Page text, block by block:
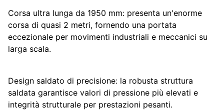
Corsa ultra lunga da 1950 mm: presenta un'enorme
corsa di quasi 2 metri, fornendo una portata
eccezionale per movimenti industriali e meccanici su
larga scala.
Design saldato di precisione: la robusta struttura
saldata garantisce valori di pressione più elevati e
integrità strutturale per prestazioni pesanti.